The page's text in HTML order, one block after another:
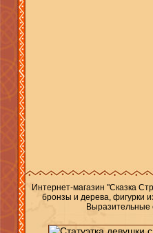
Интернет-магазин "Сказка
бронзы и дерева, фигурки
Выразительные